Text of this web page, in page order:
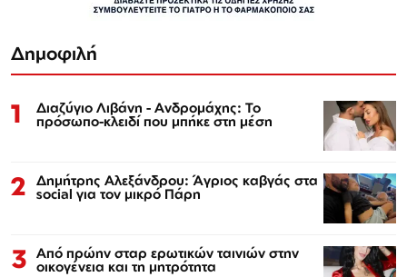
Δημοφιλή
1 Διαζύγιο Λιβάνη - Ανδρομάχης: Το
πρόσωπο-κλειδί που μπήκε στη μέση
2 Δημήτρης Αλεξάνδρου: Άγριος καβγάς στα
social για τον μικρό Πάρη
3 Από πρώην σταρ ερωτικών ταινιών στην
οικογένεια και τη μητρότητα